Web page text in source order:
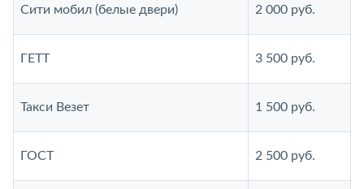
Сити мобил (белые двери) 2 000 руб.
ГЕТТ 3 500 руб.
Такси Везет 1 500 руб.
ГОСТ 2 500 руб.